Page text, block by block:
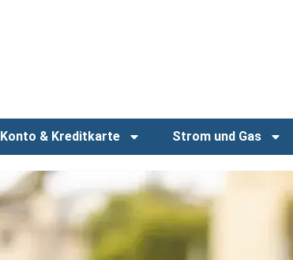
Konto & Kreditkarte Strom und Gas